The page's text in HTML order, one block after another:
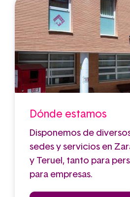
Dónde estamos
Disponemos de
sedes y servicios en
y Teruel, tanto para
para empresas.